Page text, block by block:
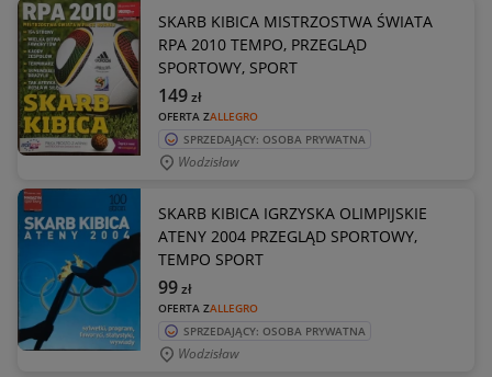
SKARB KIBICA MISTRZOSTWA ŚWIATA
RPA 2010 TEMPO, PRZEGLĄD
SPORTOWY, SPORT
OFERTA ZALLEGRO
149zł
SPRZEDAJĄCY: OSOBA PRYWATNA
Wodzisław
SKARB KIBICA IGRZYSKA OLIMPIJSKIE
ATENY 2004 PRZEGLĄD SPORTOWY,
TEMPO SPORT
OFERTA ZALLEGRO
99zł
SPRZEDAJĄCY: OSOBA PRYWATNA
Wodzisław